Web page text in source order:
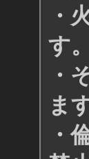
・
す。
・
ま
・